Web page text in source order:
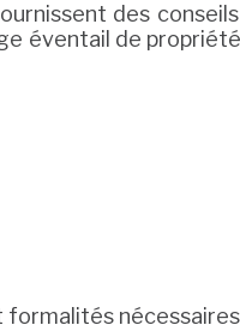
des
éventail de
formalités